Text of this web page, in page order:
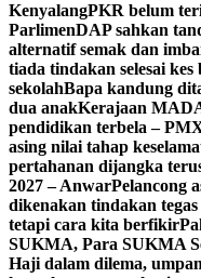
KenyalangPKR belum
ParlimenDAP sahkan
alternatif semak dan
tiada tindakan selesai
sekolahBapa kandung
dua anakKerajaan
pendidikan terbela –
asing nilai tahap
pertahanan dijangka
2027 – AnwarPelancong
dikenakan tindakan
tetapi cara kita berfikir
SUKMA, Para SUKMA
Haji dalam dilema,